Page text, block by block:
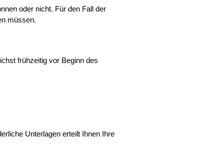
oder nicht. Für den Fall der
müssen.
frühzeitig vor Beginn des
Unterlagen erteilt Ihnen Ihre